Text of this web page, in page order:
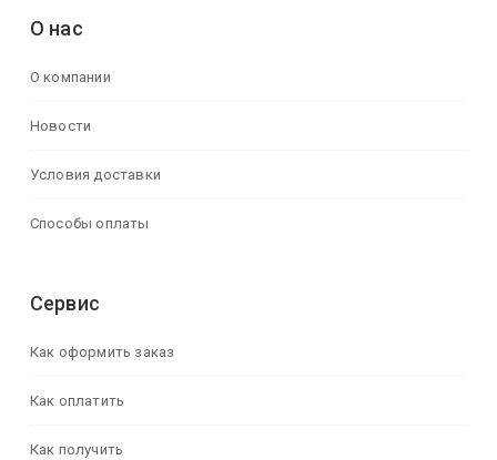
О нас
О компании
Новости
Условия доставки
Способы оплаты
Сервис
Как оформить заказ
Как оплатить
Как получить